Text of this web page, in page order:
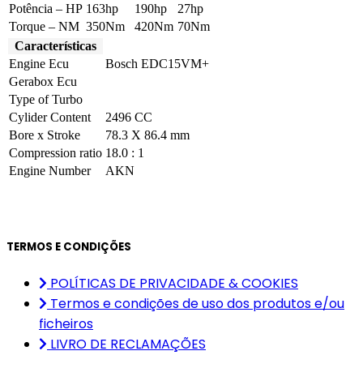
Potência – HP 163hp 190hp
27hp
Torque – NM 350Nm 420Nm 70Nm
Características
Engine Ecu
Bosch EDC15VM+
Gerabox Ecu
Type of Turbo
Cylider Content
2496 CC
Bore x Stroke
78.3 X 86.4 mm
Compression ratio 18.0 : 1
Engine Number
AKN
TERMOS E CONDIÇÕES
POLÍTICAS DE PRIVACIDADE & COOKIES
Termos e condições de uso dos produtos e/ou
ficheiros
LIVRO DE RECLAMAÇÕES